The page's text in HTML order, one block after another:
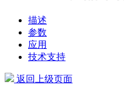
描述
参数
应用
技术支持
返回上级页面